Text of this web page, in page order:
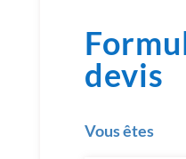
devis
Vous êtes